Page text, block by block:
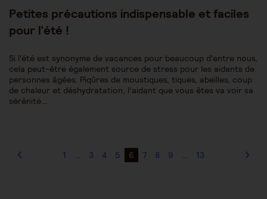
Petites précautions indispensable et faciles
pour l’été !
Si l'été est synonyme de vacances pour beaucoup d'entre nous,
cela peut-être également source de stress pour les aidants de
personnes âgées. Piqûres de moustiques, tiques, abeilles, coup
de chaleur et déshydratation, l’aidant que vous êtes va voir sa
sérénité…
1 … 3 4 5 6 7 8 9 … 13